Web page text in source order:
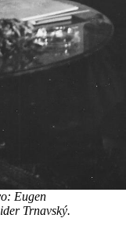
Eugen
Trnavský.